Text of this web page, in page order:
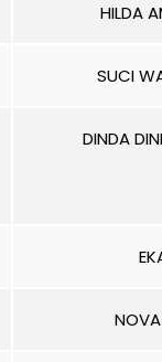
HILDA
SUCI
DINDA